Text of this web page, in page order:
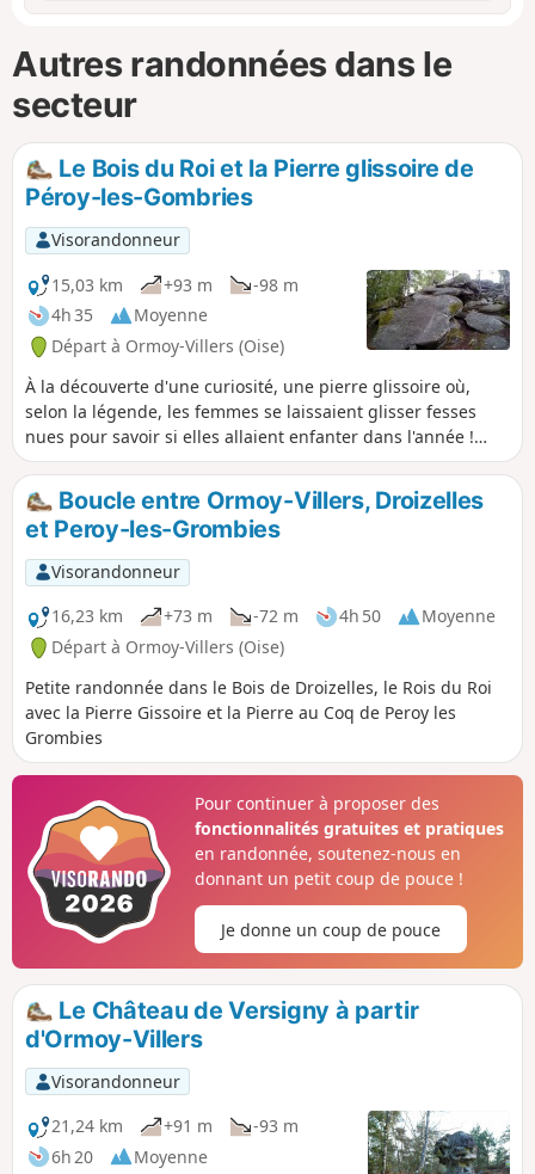
Autres randonnées dans le
secteur
Le Bois du Roi et la Pierre glissoire de
Péroy-les-Gombries
Visorandonneur
15,03 km
+93 m
-98 m
4h 35
Moyenne
Départ à Ormoy-Villers (Oise)
À la découverte d'une curiosité, une pierre glissoire où,
selon la légende, les femmes se laissaient glisser fesses
nues pour savoir si elles allaient enfanter dans l'année !
Quelle que soit la véracité de cette légende, une belle
ambiance forestière, des platières à bruyère et un petit
chaos rocheux avec la fameuse pierre sont au rendez-vous.
Boucle entre Ormoy-Villers, Droizelles
et Peroy-les-Grombies
Visorandonneur
16,23 km
+73 m -72 m 4h 50
Moyenne
Départ à Ormoy-Villers (Oise)
Petite randonnée dans le Bois de Droizelles, le Rois du Roi
avec la Pierre Gissoire et la Pierre au Coq de Peroy les
Grombies
Pour continuer à proposer des
fonctionnalités gratuites et pratiques
en randonnée, soutenez-nous en
donnant un petit coup de pouce !
Je donne un coup de pouce
Le Château de Versigny à partir
d'Ormoy-Villers
Visorandonneur
21,24 km
+91 m
-93 m
6h 20
Moyenne